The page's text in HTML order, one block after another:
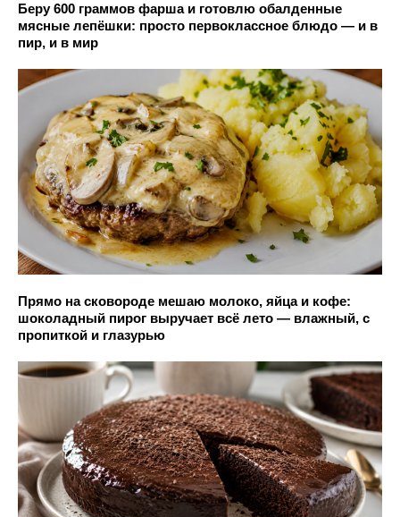
Беру 600 граммов фарша и готовлю обалденные
мясные лепёшки: просто первоклассное блюдо — и в
пир, и в мир
Прямо на сковороде мешаю молоко, яйца и кофе:
шоколадный пирог выручает всё лето — влажный, с
пропиткой и глазурью